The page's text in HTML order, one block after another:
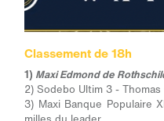
Classement de 18h
1) Maxi Edmond de
2) Sodebo Ultim 3 -
3) Maxi Banque Populaire